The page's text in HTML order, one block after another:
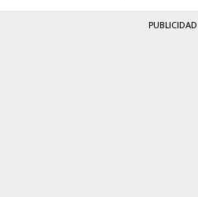
PUBLICIDAD